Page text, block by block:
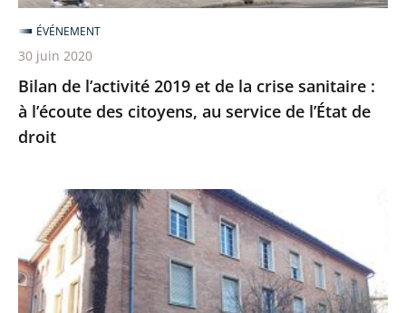
:
à
l’écoute
des
citoyens,
au
l’État
droit
Bilan de l’activité 2019 et de la crise sanitaire :
à l’écoute des citoyens, au service de l’État de
droit
ÉVÉNEMENT
30 juin 2020
Création
d’une
neuvième
cour
administrative